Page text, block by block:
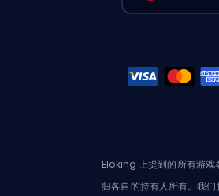
Eloking 上提到的所有游戏
归各自的持有人所有。我